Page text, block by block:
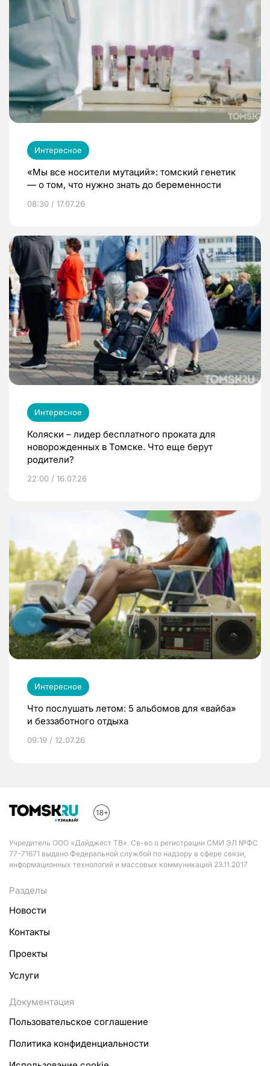
Интересное
«Мы все носители мутаций»: томский генетик
— о том, что нужно знать до беременности
08:30 / 17.07.26
Интересное
Коляски – лидер бесплатного проката для
новорожденных в Томске. Что еще берут
родители?
22:00 / 16.07.26
Интересное
Что послушать летом: 5 альбомов для «вайба»
и беззаботного отдыха
09:19 / 12.07.26
Учредитель ООО «Дайджест ТВ». Св-во о регистрации СМИ ЭЛ №ФС
77-71671 выдано Федеральной службой по надзору в сфере связи,
информационных технологий и массовых коммуникаций 23.11.2017
Разделы
Новости
Контакты
Проекты
Услуги
Документация
Пользовательское соглашение
Политика конфиденциальности